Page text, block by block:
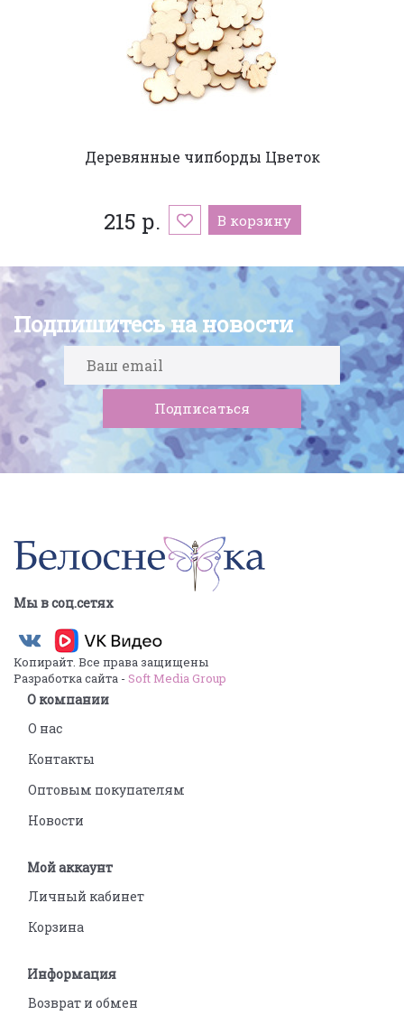
Деревянные чипборды Цветок
215 р. В корзину
Подпишитесь на новости
Мы в соц.сетях
Копирайт. Все права защищены
Разработка сайта - Soft Media Group
О компании
О нас
Контакты
Оптовым покупателям
Новости
Мой аккаунт
Личный кабинет
Корзина
Информация
Возврат и обмен